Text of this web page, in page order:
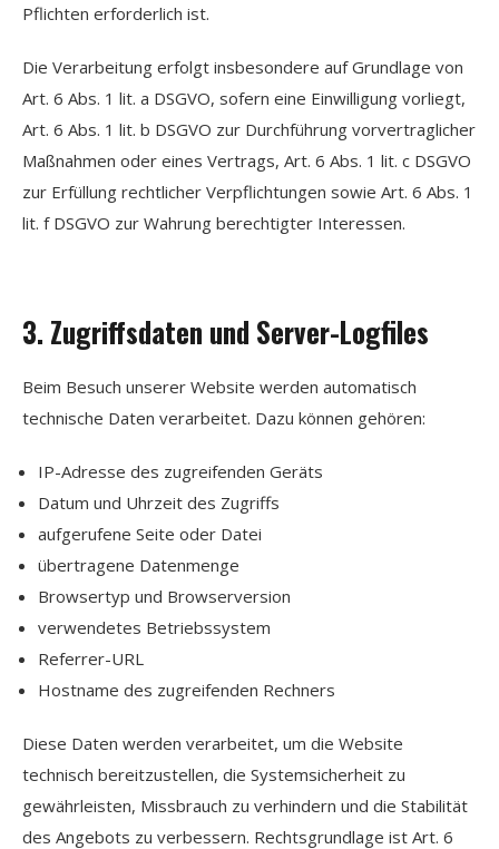
Pflichten erforderlich ist.
Die Verarbeitung erfolgt insbesondere auf Grundlage von
Art. 6 Abs. 1 lit. a DSGVO, sofern eine Einwilligung vorliegt,
Art. 6 Abs. 1 lit. b DSGVO zur Durchführung vorvertraglicher
Maßnahmen oder eines Vertrags, Art. 6 Abs. 1 lit. c DSGVO
zur Erfüllung rechtlicher Verpflichtungen sowie Art. 6 Abs. 1
lit. f DSGVO zur Wahrung berechtigter Interessen.
3. Zugriffsdaten und Server-Logfiles
Beim Besuch unserer Website werden automatisch
technische Daten verarbeitet. Dazu können gehören:
IP-Adresse des zugreifenden Geräts
Datum und Uhrzeit des Zugriffs
aufgerufene Seite oder Datei
übertragene Datenmenge
Browsertyp und Browserversion
verwendetes Betriebssystem
Referrer-URL
Hostname des zugreifenden Rechners
Diese Daten werden verarbeitet, um die Website
technisch bereitzustellen, die Systemsicherheit zu
gewährleisten, Missbrauch zu verhindern und die Stabilität
des Angebots zu verbessern. Rechtsgrundlage ist Art. 6